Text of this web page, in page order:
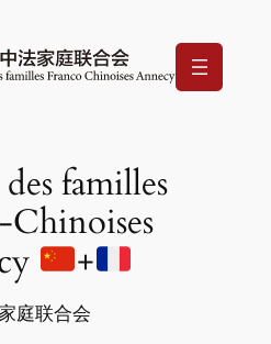
familles
+
庭联合会